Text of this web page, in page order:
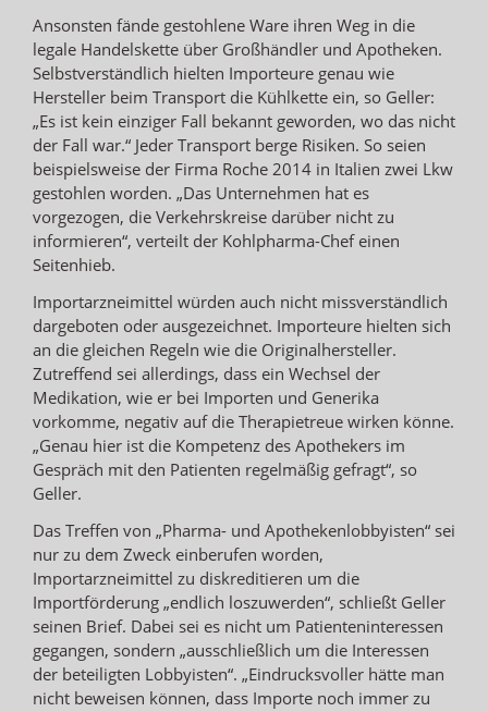
Ansonsten fände gestohlene Ware ihren Weg in die
legale Handelskette über Großhändler und Apotheken.
Selbstverständlich hielten Importeure genau wie
Hersteller beim Transport die Kühlkette ein, so Geller:
„Es ist kein einziger Fall bekannt geworden, wo das nicht
der Fall war.“ Jeder Transport berge Risiken. So seien
beispielsweise der Firma Roche 2014 in Italien zwei Lkw
gestohlen worden. „Das Unternehmen hat es
vorgezogen, die Verkehrskreise darüber nicht zu
informieren“, verteilt der Kohlpharma-Chef einen
Seitenhieb.
Importarzneimittel würden auch nicht missverständlich
dargeboten oder ausgezeichnet. Importeure hielten sich
an die gleichen Regeln wie die Originalhersteller.
Zutreffend sei allerdings, dass ein Wechsel der
Medikation, wie er bei Importen und Generika
vorkomme, negativ auf die Therapietreue wirken könne.
„Genau hier ist die Kompetenz des Apothekers im
Gespräch mit den Patienten regelmäßig gefragt“, so
Geller.
Das Treffen von „Pharma- und Apothekenlobbyisten“ sei
nur zu dem Zweck einberufen worden,
Importarzneimittel zu diskreditieren um die
Importförderung „endlich loszuwerden“, schließt Geller
seinen Brief. Dabei sei es nicht um Patienteninteressen
gegangen, sondern „ausschließlich um die Interessen
der beteiligten Lobbyisten“. „Eindrucksvoller hätte man
nicht beweisen können, dass Importe noch immer zu